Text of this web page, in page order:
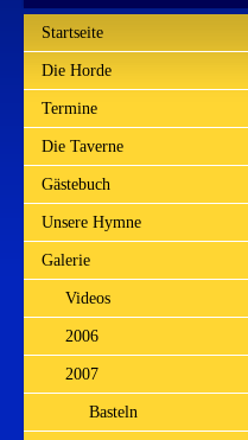
Startseite
Die Horde
Termine
Die Taverne
Gästebuch
Unsere Hymne
Galerie
Videos
2006
2007
Basteln